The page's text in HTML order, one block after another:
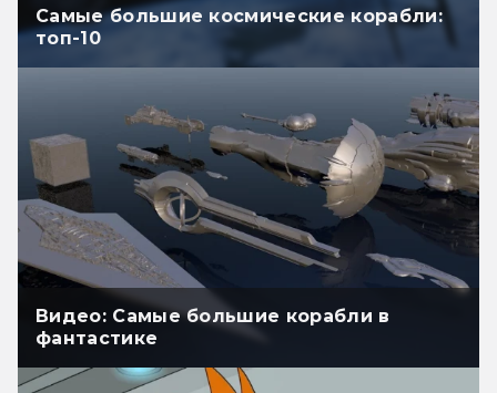
Самые большие космические корабли:
топ-10
Видео: Самые большие корабли в
фантастике